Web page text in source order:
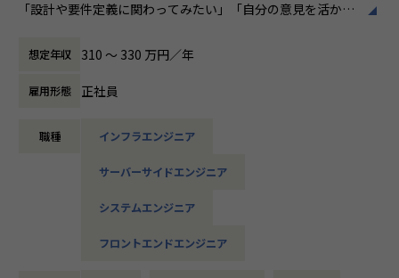
・アプリ向けサーバ設計構築（Docker／Azure）
ctive Directory）
＜安心のサポート体制＞
└配属先はチーム＋教育係体制で、すぐ相談できる環境を整
└入社直後は毎月、その後は隔月で面談。業務・人間関係・
「設計や要件定義に関わってみたい」「自分の意見を活かせ
そんな方には700社以上の中からスキルや希望に合う案件を
ご紹介しています。
たとえば、ヨガ配信アプリやECサイトの新規開発、クラウド
設計など、上流フェーズから関われる案件も豊富です。ま
ひとりで悩まず、安心して挑戦できます。
◆落ち着いた環境で、長く働きたい方へ
OKの案件も多く、週2～3日出社が基本。残業は月9時間ほど
現場には教育担当がつき、月1回の面談やチャット相談も実
想定年収 310 〜 330 万円／年
雇用形態 正社員
職種 インフラエンジニア
サーバーサイドエンジニア
システムエンジニア
フロントエンドエンジニア